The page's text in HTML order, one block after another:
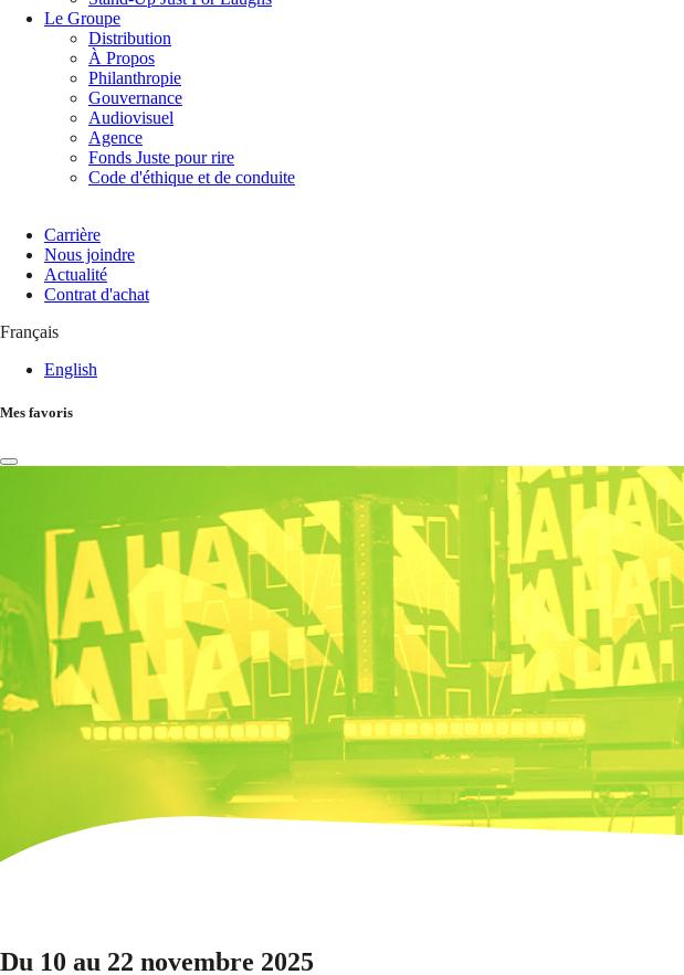
Le Groupe
Distribution
À Propos
Philanthropie
Gouvernance
Audiovisuel
Agence
Fonds Juste pour rire
Code d'éthique et de conduite
Carrière
Nous joindre
Actualité
Contrat d'achat
Français
English
Mes favoris
Du 10 au 22 novembre 2025